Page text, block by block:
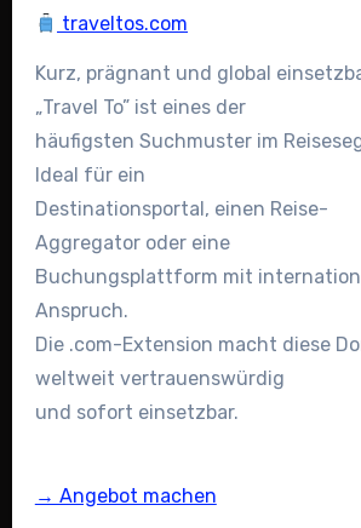
traveltos.com
Kurz, prägnant und global
„Travel To” ist eines der
häufigsten Suchmuster im
Ideal für ein
Destinationsportal, einen Reise-
Aggregator oder eine
Buchungsplattform mit
Anspruch.
Die .com-Extension macht diese
weltweit vertrauenswürdig
und sofort einsetzbar.
→ Angebot machen